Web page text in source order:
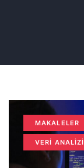
MAKALELER
VERI